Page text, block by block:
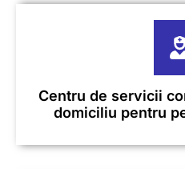
Centru de servicii
domiciliu pentru